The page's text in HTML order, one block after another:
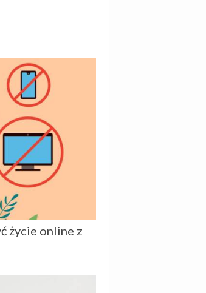
życie online z